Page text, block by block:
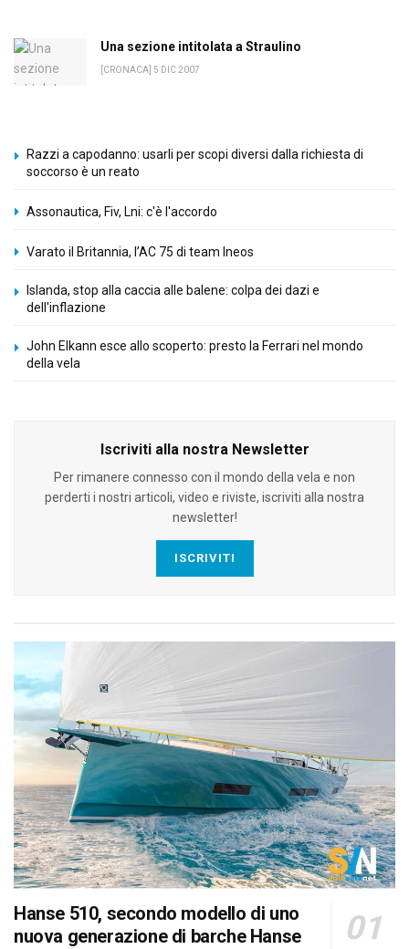
Una sezione intitolata a Straulino
[CRONACA] 5 DIC 2007
Razzi a capodanno: usarli per scopi diversi dalla richiesta di
soccorso è un reato
Assonautica, Fiv, Lni: c'è l'accordo
Varato il Britannia, l’AC 75 di team Ineos
Islanda, stop alla caccia alle balene: colpa dei dazi e
dell'inflazione
John Elkann esce allo scoperto: presto la Ferrari nel mondo
della vela
Iscriviti alla nostra Newsletter
Per rimanere connesso con il mondo della vela e non
perderti i nostri articoli, video e riviste, iscriviti alla nostra
newsletter!
ISCRIVITI
Hanse 510, secondo modello di uno
nuova generazione di barche Hanse